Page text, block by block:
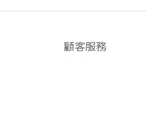
顧客服務
聯絡我們